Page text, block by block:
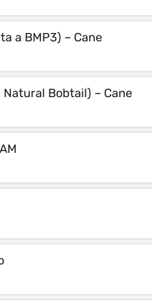
a BMP3) – Cane
Bobtail) – Cane